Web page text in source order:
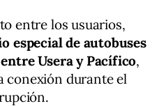
entre los usuarios,
especial de autobuses
Usera y Pacífico,
conexión durante el